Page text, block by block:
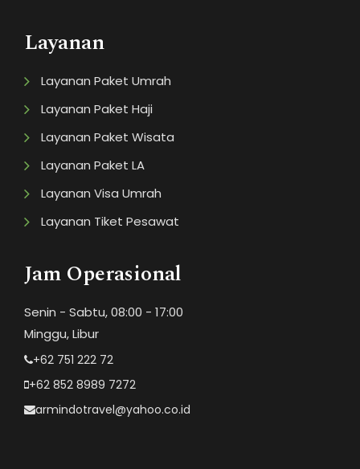
Layanan
Layanan Paket Umrah
Layanan Paket Haji
Layanan Paket Wisata
Layanan Paket LA
Layanan Visa Umrah
Layanan Tiket Pesawat
Jam Operasional
Senin - Sabtu, 08:00 - 17:00
Minggu, Libur
+62 751 222 72
+62 852 8989 7272
armindotravel@yahoo.co.id